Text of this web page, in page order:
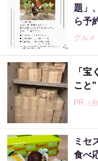
題」
ら予
グルメ
「
こと
PR（
ミセ
食べ